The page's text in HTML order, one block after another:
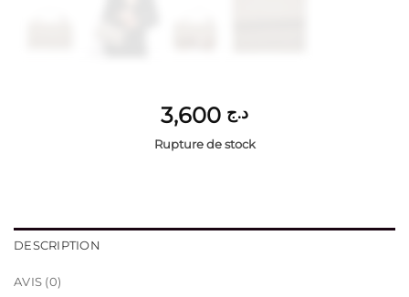
د.ج
Rupture de stock
DESCRIPTION
AVIS (0)